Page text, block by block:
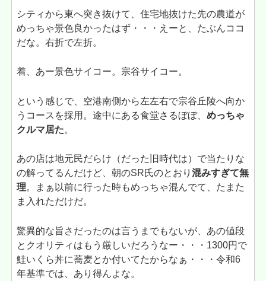
シティから東へ突き抜けて、住宅地抜けた先の農道が
めっちゃ景色良かったはず・・・えーと、たぶんココ
だな。右折で左折。
着、あー景色サイコー。宗谷サイコー。
という感じで、空港南側から左左右で宗谷丘陵へ向か
うコースを採用。途中にある食堂さるぼぼ、めっちゃ
クルマ居た。
あの店は地元民だらけ（だった旧時代は）で当たりな
の解ってるんだけど、朝のSR氏のとおり混みすぎて無
理。まぁ以前に行った時もめっちゃ混んでて、たまた
ま入れただけだ。
驚異的な旨さだったのは言うまでもないが、あの値段
とクオリティはもう厳しいだろうなー・・・1300円で
鮭いくら丼に蕎麦とか付いてたからなぁ・・・令和6
年基準では、あり得んよな。